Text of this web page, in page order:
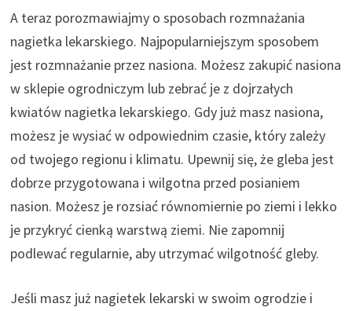
A teraz porozmawiajmy o sposobach rozmnażania
nagietka lekarskiego. Najpopularniejszym sposobem
jest rozmnażanie przez nasiona. Możesz zakupić nasiona
w sklepie ogrodniczym lub zebrać je z dojrzałych
kwiatów nagietka lekarskiego. Gdy już masz nasiona,
możesz je wysiać w odpowiednim czasie, który zależy
od twojego regionu i klimatu. Upewnij się, że gleba jest
dobrze przygotowana i wilgotna przed posianiem
nasion. Możesz je rozsiać równomiernie po ziemi i lekko
je przykryć cienką warstwą ziemi. Nie zapomnij
podlewać regularnie, aby utrzymać wilgotność gleby.
Jeśli masz już nagietek lekarski w swoim ogrodzie i